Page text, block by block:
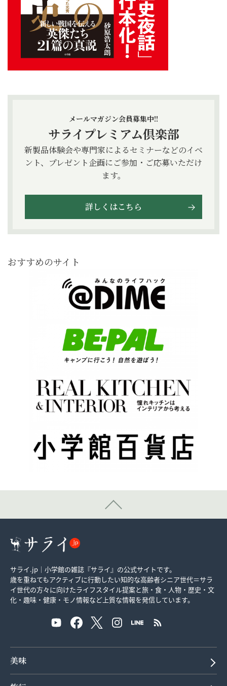
メールマガジン会員募集中!!
サライプレミアム倶楽部
新製品体験会や専門家によるセミナーなどのイベ
ント、プレゼント企画にご参加・ご応募いただけ
ます。
詳しくはこちら
おすすめのサイト
サライ.jp｜小学館の雑誌『サライ』の公式サイトです。
歳を重ねてもアクティブに行動したい知的な高齢者シニア世代＝サラ
イ世代の方々に向けたライフスタイル提案と旅・食・人物・歴史・文
化・趣味・健康・モノ情報など上質な情報を発信しています。
美味